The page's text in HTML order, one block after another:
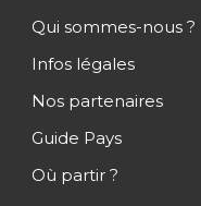
Qui sommes-nous ?
Infos légales
Nos partenaires
Guide Pays
Où partir ?